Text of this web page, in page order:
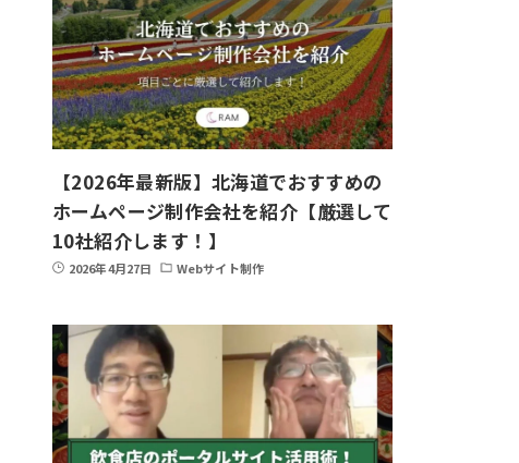
【2026年最新版】北海道でおすすめの
ホームページ制作会社を紹介【厳選して
10社紹介します！】
2026年4月27日 Webサイト制作